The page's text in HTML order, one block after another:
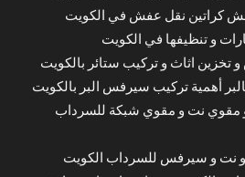
كراتين نقل عفش في الكويت
و تنظيفها في الكويت
اثاث و تركيب ستائر بالكويت
أهمية تركيب سيرفس البر بالكويت
نت و مقوي شبكة للسرداب
نت و سيرفس للسرداب الكويت